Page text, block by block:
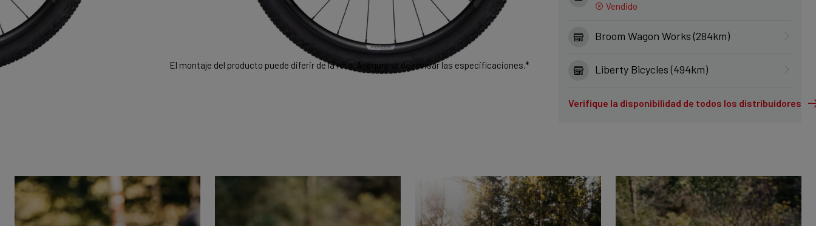
El montaje del producto puede diferir de la foto. Asegúrese de revisar las especificaciones.*
Vendido
Broom Wagon Works (284km)
Liberty Bicycles (494km)
Verifique la disponibilidad de todos los distribuidores